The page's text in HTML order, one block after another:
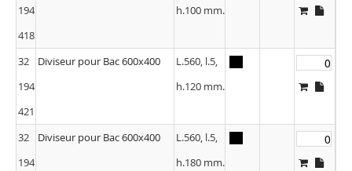
194
418
h.100 mm.
32
194
421
Diviseur pour Bac 600x400
L.560, l.5,
h.120 mm.
32
194
Diviseur pour Bac 600x400
L.560, l.5,
h.180 mm.